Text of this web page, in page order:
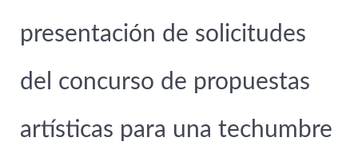
presentación de solicitudes
del concurso de propuestas
artísticas para una techumbre